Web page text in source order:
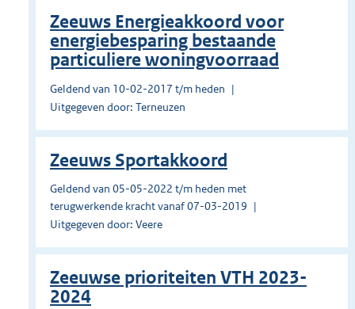
Zeeuws Energieakkoord voor
energiebesparing bestaande
particuliere woningvoorraad
Geldend van 10-02-2017 t/m heden
Uitgegeven door: Terneuzen
Zeeuws Sportakkoord
Geldend van 05-05-2022 t/m heden met
terugwerkende kracht vanaf 07-03-2019
Uitgegeven door: Veere
Zeeuwse prioriteiten VTH 2023-
2024